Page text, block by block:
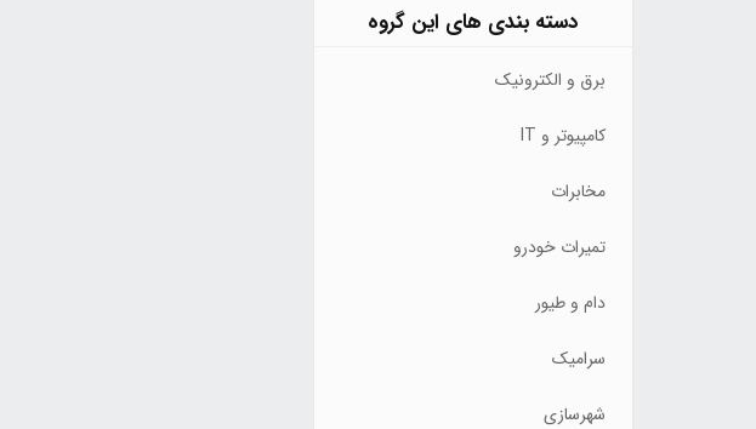
دسته بندی های این گروه
برق و الکترونیک
کامپیوتر و IT
مخابرات
تمیرات خودرو
دام و طیور
سرامیک
شهرسازی